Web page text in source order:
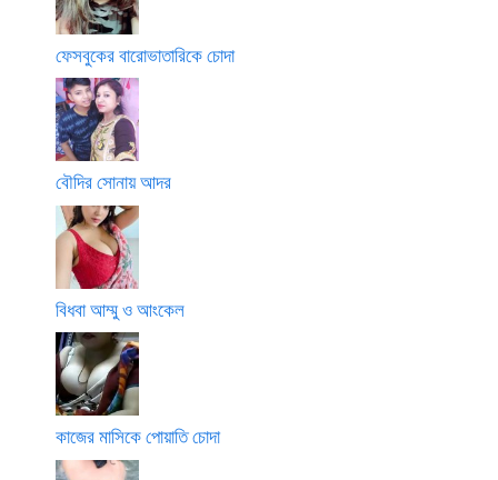
ফেসবুকের বারোভাতারিকে চোদা
বৌদির সোনায় আদর
বিধবা আম্মু ও আংকেল
কাজের মাসিকে পোয়াতি চোদা